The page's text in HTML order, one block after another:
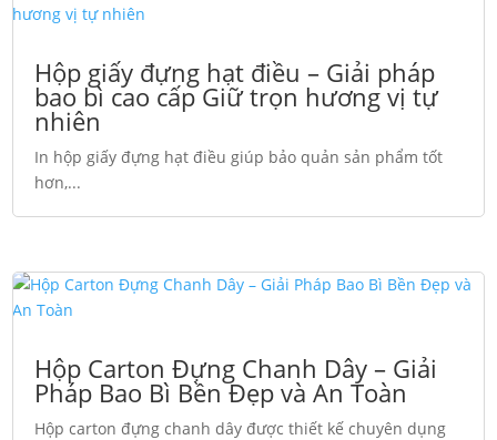
Hộp giấy đựng hạt điều – Giải pháp
bao bì cao cấp Giữ trọn hương vị tự
nhiên
In hộp giấy đựng hạt điều giúp bảo quản sản phẩm tốt
hơn,...
Hộp Carton Đựng Chanh Dây – Giải
Pháp Bao Bì Bền Đẹp và An Toàn
Hộp carton đựng chanh dây được thiết kế chuyên dụng